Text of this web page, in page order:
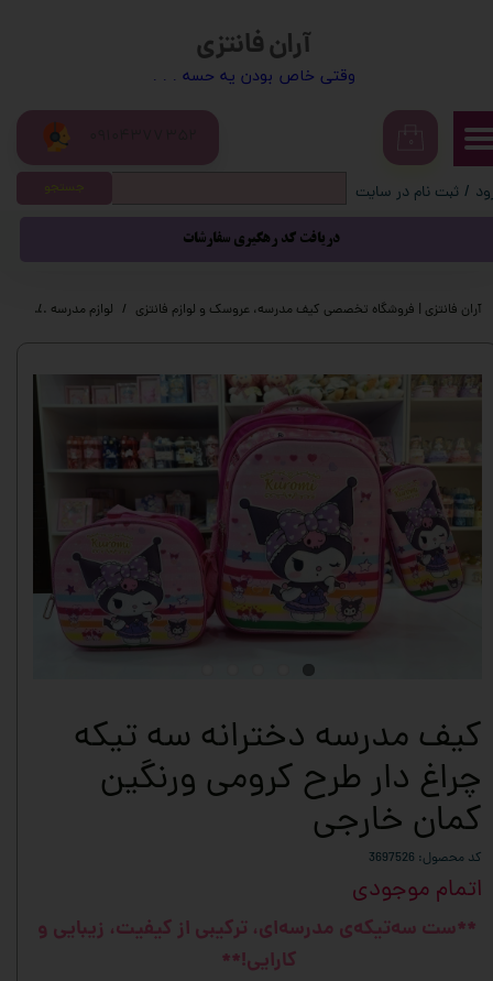
آران فانتزی
​​وقتی خاص بودن یه حسه . . .
/ ثبت نام در سایت
سفارشات
خروج از حساب کاربری
دریافت کد رهگیری سفارشات
جستجو
آران فانتزی | فروشگاه تخصصی کیف مدرسه، عروسک و لوازم فانتزی لوازم مدرسه
کیف مدرسه دخترانه سه تیکه
چراغ دار طرح کرومی ورنگین
کمان خارجی
کد محصول: 3697526
اتمام موجودی
**ست سه‌تیکه‌ی مدرسه‌ای، ترکیبی از کیفیت، زیبایی و
کارایی!**